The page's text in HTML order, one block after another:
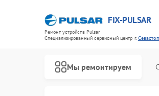
FIX-PULSAR
Ремонт устройств Pulsar
Специализированный cервисный центр г.
Мы ремонтируем